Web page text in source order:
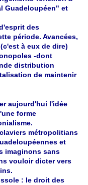
Guadeloupéen" et
des
période. Avancées,
à eux de dire)
-dont
distribution
de maintenir
aujourd'hui l'idée
forme
métropolitians
et
imaginons sans
vouloir dicter vers
: le droit des